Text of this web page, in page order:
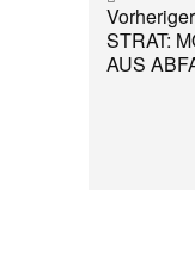
STRAT:
AUS